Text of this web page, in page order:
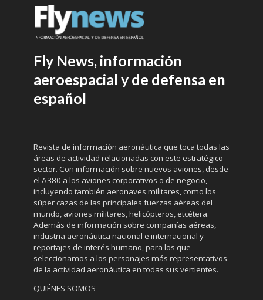
Fly News, información
aeroespacial y de defensa en
español
Revista de información aeronáutica que toca todas las
áreas de actividad relacionadas con este estratégico
sector. Con información sobre nuevos aviones, desde
el A380 a los aviones corporativos o de negocio,
incluyendo también aeronaves militares, como los
súper cazas de las principales fuerzas aéreas del
mundo, aviones militares, helicópteros, etcétera.
Además de información sobre compañías aéreas,
industria aeronáutica nacional e internacional y
reportajes de interés humano, para los que
seleccionamos a los personajes más representativos
de la actividad aeronáutica en todas sus vertientes.
QUIÉNES SOMOS